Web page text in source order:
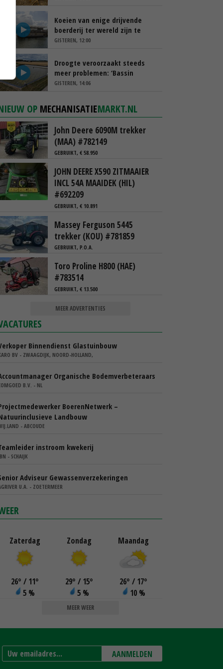
Koeien van enige drijvende
boerderij ter wereld zijn te
koop
GISTEREN, 12:00
Droogte veroorzaakt steeds
meer problemen: ‘Bassin
afgelopen week al leeg’
GISTEREN, 14:06
OP MECHANISATIEMARKT.NL
John Deere 6090M trekker
(MAA) #782149
GEBRUIKT, € 58.950
JOHN DEERE X590 ZITMAAIER
INCL 54A MAAIDEK (HIL)
#692209
GEBRUIKT, € 10.891
Massey Ferguson 5445
trekker (KOU) #781859
GEBRUIKT, P.O.A.
Toro Proline H800 (HAE)
#783514
GEBRUIKT, € 13.500
MEER ADVERTENTIES
Binnendienst Glastuinbouw
BV - ZWAAGDIJK, NOORD-HOLLAND,
Organische Bodemverbeteraars
B.V. - NL
BoerenNetwerk –
Landbouw
- ABCOUDE
instroom kwekerij
- SCHAIJK
Adviseur Gewassenverzekeringen
U.A. - ZOETERMEER
Zaterdag
26° / 11°
5 %
Zondag
29° / 15°
5 %
Maandag
26° / 17°
10 %
MEER WEER
AANMELDEN